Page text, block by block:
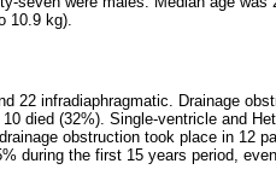
10.9 kg).
22 infradiaphragmatic. Drainage
died (32%). Single-ventricle and
obstruction took place in 12
during the first 15 years period,